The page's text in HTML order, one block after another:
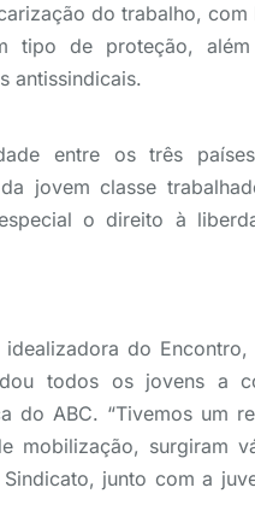
do trabalho, com
tipo de proteção,
antissindicais.
entre os três
jovem classe
o direito à
do
todos os jovens a
do ABC. “Tivemos um
surgiram
junto com a